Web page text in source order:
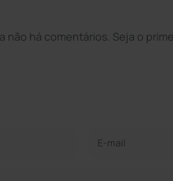
não há comentários. Seja o